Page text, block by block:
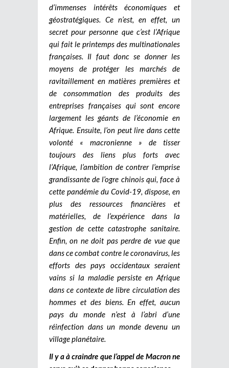
d’immenses intérêts économiques et
géostratégiques. Ce n’est, en effet, un
secret pour personne que c’est l’Afrique
qui fait le printemps des multinationales
françaises. Il faut donc se donner les
moyens de protéger les marchés de
ravitaillement en matières premières et
de consommation des produits des
entreprises françaises qui sont encore
largement les géants de l’économie en
Afrique. Ensuite, l’on peut lire dans cette
volonté « macronienne » de tisser
toujours des liens plus forts avec
l’Afrique, l’ambition de contrer l’emprise
grandissante de l’ogre chinois qui, face à
cette pandémie du Covid-19, dispose, en
plus des ressources financières et
matérielles, de l’expérience dans la
gestion de cette catastrophe sanitaire.
Enfin, on ne doit pas perdre de vue que
dans ce combat contre le coronavirus, les
efforts des pays occidentaux seraient
vains si la maladie persiste en Afrique
dans ce contexte de libre circulation des
hommes et des biens. En effet, aucun
pays du monde n’est à l’abri d’une
réinfection dans un monde devenu un
village planétaire.
Il y a à craindre que l’appel de Macron ne